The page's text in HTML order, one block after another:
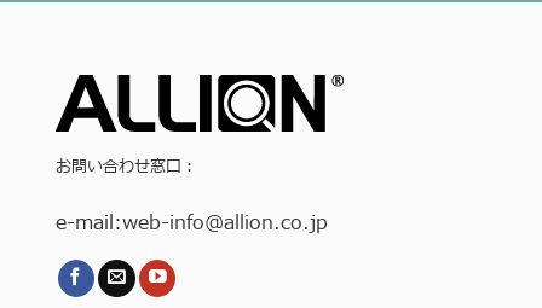
お問い合わせ窓口：
e-mail:web-info@allion.co.jp